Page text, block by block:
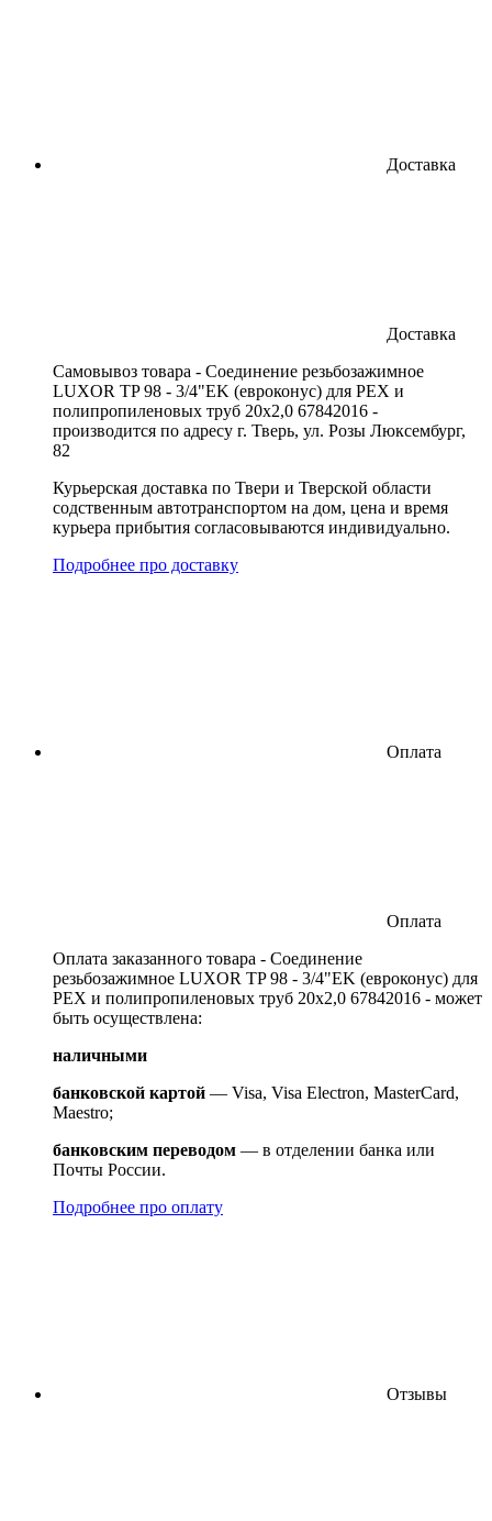
Доставка
Доставка
Cамовывоз товара - Соединение резьбозажимное
LUXOR TP 98 - 3/4"EK (евроконус) для PEX и
полипропиленовых труб 20x2,0 67842016 -
производится по адресу г. Тверь, ул. Розы Люксембург,
82
Курьерская доставка по Твери и Тверской области
содственным автотранспортом на дом, цена и время
курьера прибытия согласовываются индивидуально.
Подробнее про доставку
Оплата
Оплата
Оплата заказанного товара - Соединение
резьбозажимное LUXOR TP 98 - 3/4"EK (евроконус) для
PEX и полипропиленовых труб 20x2,0 67842016 - может
быть осуществлена:
наличными
банковской картой — Visa, Visa Electron, MasterCard,
Maestro;
банковским переводом — в отделении банка или
Почты России.
Подробнее про оплату
Отзывы